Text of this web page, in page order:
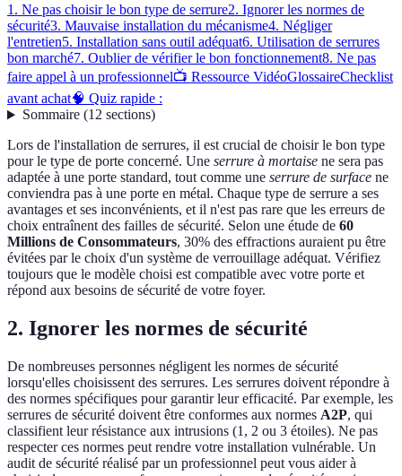
1. Ne pas choisir le bon type de serrure2. Ignorer les normes de
sécurité3. Mauvaise installation du mécanisme4. Négliger
l'entretien5. Installation sans outil adéquat6. Utilisation de serrures
bon marché7. Oublier de vérifier le bon fonctionnement8. Ne pas
faire appel à un professionnel📺 Ressource VidéoGlossaireChecklist
avant achat🧠 Quiz rapide :
Sommaire(12 sections)
Lors de l'installation de serrures, il est crucial de choisir le bon type
pour le type de porte concerné. Une serrure à mortaise ne sera pas
adaptée à une porte standard, tout comme une serrure de surface ne
conviendra pas à une porte en métal. Chaque type de serrure a ses
avantages et ses inconvénients, et il n'est pas rare que les erreurs de
choix entraînent des failles de sécurité. Selon une étude de 60
Millions de Consommateurs, 30% des effractions auraient pu être
évitées par le choix d'un système de verrouillage adéquat. Vérifiez
toujours que le modèle choisi est compatible avec votre porte et
répond aux besoins de sécurité de votre foyer.
2. Ignorer les normes de sécurité
De nombreuses personnes négligent les normes de sécurité
lorsqu'elles choisissent des serrures. Les serrures doivent répondre à
des normes spécifiques pour garantir leur efficacité. Par exemple, les
serrures de sécurité doivent être conformes aux normes A2P, qui
classifient leur résistance aux intrusions (1, 2 ou 3 étoiles). Ne pas
respecter ces normes peut rendre votre installation vulnérable. Un
audit de sécurité réalisé par un professionnel peut vous aider à